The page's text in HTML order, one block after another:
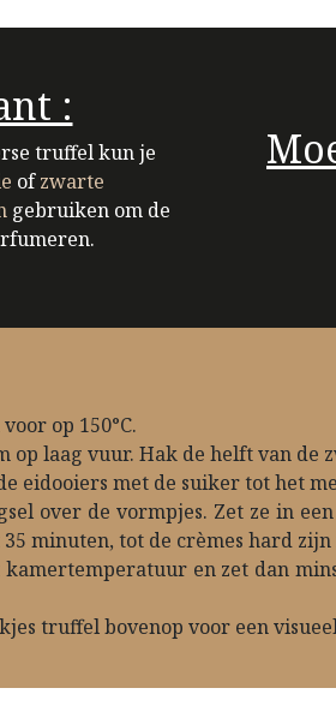
op 150°C.
op laag vuur. Hak de helft van
eidooiers met de suiker tot het
over de vormpjes. Zet ze in
minuten, tot de crèmes hard
en zet dan
truffel bovenop voor een
:
truffel kun je
ofzwarte
gebruiken om de